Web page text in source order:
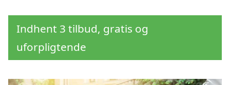
Indhent 3 tilbud, gratis og
uforpligtende